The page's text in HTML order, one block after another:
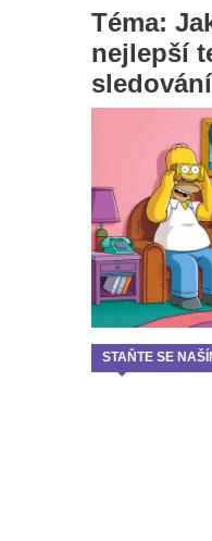
Téma:
nejlepší
STAŇTE SE